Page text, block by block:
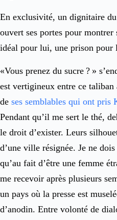
En exclusivité, un dignitaire
ouvert ses portes pour
idéal pour lui, une prison pour
«Vous prenez du sucre ? »
est vertigineux entre ce
de ses semblables qui ont pris
Pendant qu’il me sert le thé,
le droit d’exister. Leurs
d’une ville résignée. Je ne
qu’au fait d’être une femme
me recevoir après plusieurs
un pays où la presse est
d’anodin. Entre volonté de